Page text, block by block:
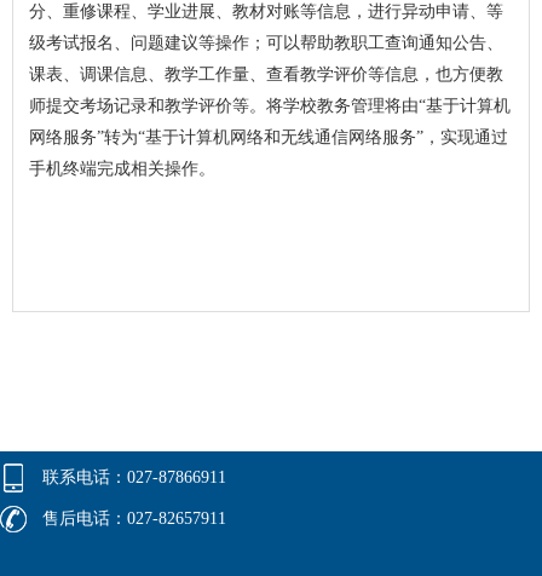
分、重修课程、学业进展、教材对账等信息，进行异动申请、等
级考试报名、问题建议等操作；可以帮助教职工查询通知公告、
课表、调课信息、教学工作量、查看教学评价等信息，也方便教
师提交考场记录和教学评价等。将学校教务管理将由“基于计算机
网络服务”转为“基于计算机网络和无线通信网络服务”，实现通过
手机终端完成相关操作。
联系电话：027-87866911
售后电话：027-82657911